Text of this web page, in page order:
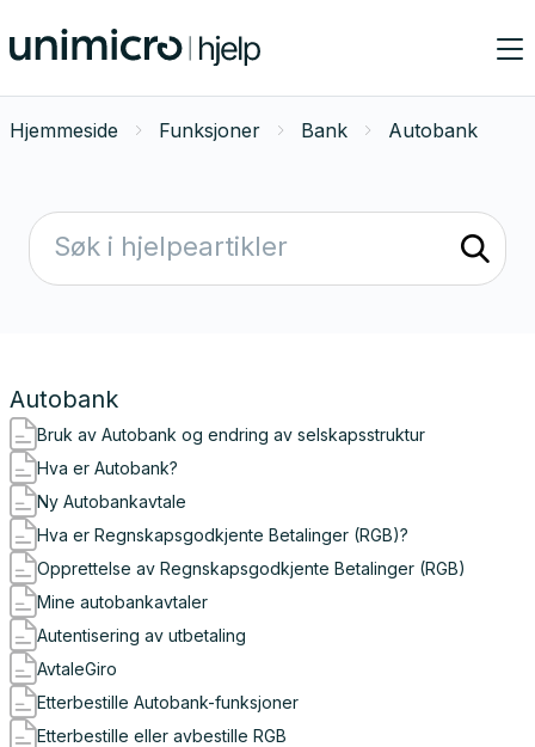
Hjemmeside Funksjoner Bank Autobank
Autobank
Bruk av Autobank og endring av selskapsstruktur
Hva er Autobank?
Ny Autobankavtale
Hva er Regnskapsgodkjente Betalinger (RGB)?
Opprettelse av Regnskapsgodkjente Betalinger (RGB)
Mine autobankavtaler
Autentisering av utbetaling
AvtaleGiro
Etterbestille Autobank-funksjoner
Etterbestille eller avbestille RGB